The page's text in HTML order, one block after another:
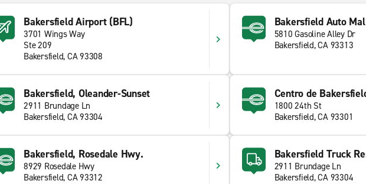
Bakersfield Airport (BFL)
3701 Wings Way
Ste 209
Bakersfield, CA 93308
Bakersfield Auto
5810 Gasoline Alley Dr
Bakersfield, CA 93313
Bakersfield, Oleander-Sunset
2911 Brundage Ln
Bakersfield, CA 93304
Centro de
1800 24th St
Bakersfield, CA 93301
Bakersfield, Rosedale Hwy.
8929 Rosedale Hwy
Bakersfield, CA 93312
Bakersfield Truck
2911 Brundage Ln
Bakersfield, CA 93304